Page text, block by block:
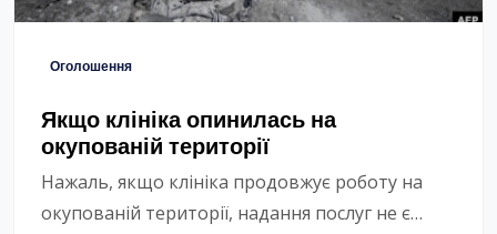
Оголошення
Якщо клініка опинилась на
окупованій території
Нажаль, якщо клініка продовжує роботу на
окупованій території, надання послуг не є